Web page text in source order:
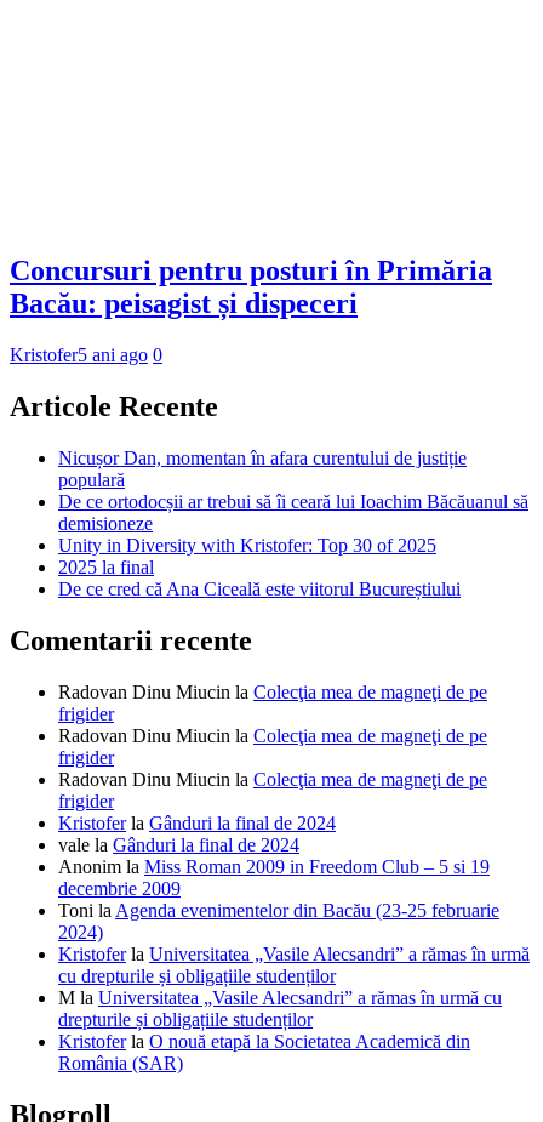
Concursuri pentru posturi în Primăria
Bacău: peisagist și dispeceri
Kristofer5 ani ago 0
Articole Recente
Nicușor Dan, momentan în afara curentului de justiție
populară
De ce ortodocșii ar trebui să îi ceară lui Ioachim Băcăuanul să
demisioneze
Unity in Diversity with Kristofer: Top 30 of 2025
2025 la final
De ce cred că Ana Ciceală este viitorul Bucureștiului
Comentarii recente
Radovan Dinu Miucin la Colecţia mea de magneţi de pe
frigider
Radovan Dinu Miucin la Colecţia mea de magneţi de pe
frigider
Radovan Dinu Miucin la Colecţia mea de magneţi de pe
frigider
Kristoferla Gânduri la final de 2024
vale la Gânduri la final de 2024
Anonim la Miss Roman 2009 in Freedom Club – 5 si 19
decembrie 2009
Toni la Agenda evenimentelor din Bacău (23-25 februarie
2024)
Kristoferla Universitatea „Vasile Alecsandri” a rămas în urmă
cu drepturile și obligațiile studenților
M la Universitatea „Vasile Alecsandri” a rămas în urmă cu
drepturile și obligațiile studenților
Kristoferla O nouă etapă la Societatea Academică din
România (SAR)
Blogroll